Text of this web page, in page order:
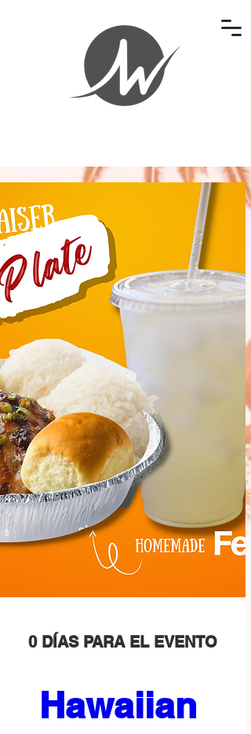
0 DÍAS PARA EL EVENTO
Hawaiian